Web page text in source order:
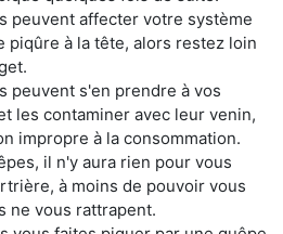
peuvent affecter votre système
piqûre à la tête, alors restez loin
peuvent s'en prendre à vos
les contaminer avec leur venin,
impropre à la consommation.
il n'y aura rien pour vous
à moins de pouvoir vous
ne vous rattrapent.